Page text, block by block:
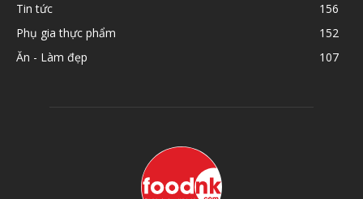
Tin tức
156
Phụ gia thực phẩm
152
Ăn - Làm đẹp
107